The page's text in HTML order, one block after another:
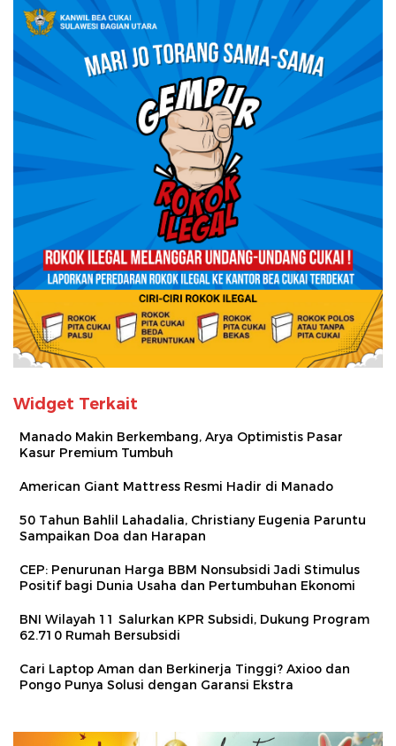
Widget Terkait
Manado Makin Berkembang, Arya Optimistis Pasar
Kasur Premium Tumbuh
American Giant Mattress Resmi Hadir di Manado
50 Tahun Bahlil Lahadalia, Christiany Eugenia Paruntu
Sampaikan Doa dan Harapan
CEP: Penurunan Harga BBM Nonsubsidi Jadi Stimulus
Positif bagi Dunia Usaha dan Pertumbuhan Ekonomi
BNI Wilayah 11 Salurkan KPR Subsidi, Dukung Program
62.710 Rumah Bersubsidi
Cari Laptop Aman dan Berkinerja Tinggi? Axioo dan
Pongo Punya Solusi dengan Garansi Ekstra